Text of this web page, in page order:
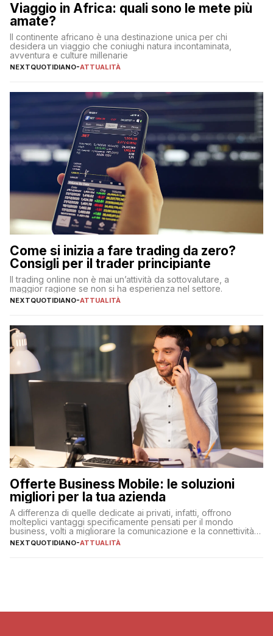
Viaggio in Africa: quali sono le mete più
amate?
Il continente africano è una destinazione unica per chi
desidera un viaggio che coniughi natura incontaminata,
avventura e culture millenarie
NEXTQUOTIDIANO-ATTUALITÀ
Come si inizia a fare trading da zero?
Consigli per il trader principiante
Il trading online non è mai un’attività da sottovalutare, a
maggior ragione se non si ha esperienza nel settore.
NEXTQUOTIDIANO-ATTUALITÀ
Offerte Business Mobile: le soluzioni
migliori per la tua azienda
A differenza di quelle dedicate ai privati, infatti, offrono
molteplici vantaggi specificamente pensati per il mondo
business, volti a migliorare la comunicazione e la connettività
degli utenti
NEXTQUOTIDIANO-ATTUALITÀ